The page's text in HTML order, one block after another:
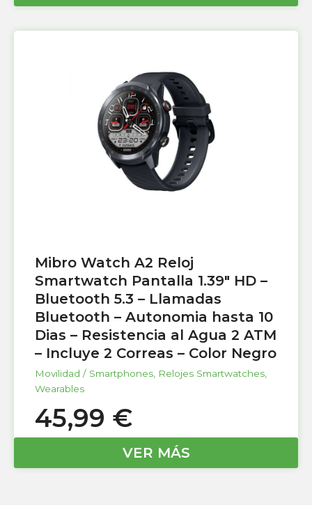
Mibro Watch A2 Reloj
Smartwatch Pantalla 1.39″ HD –
Bluetooth 5.3 – Llamadas
Bluetooth – Autonomia hasta 10
Dias – Resistencia al Agua 2 ATM
– Incluye 2 Correas – Color Negro
Movilidad / Smartphones Relojes Smartwatches
Wearables
45,99 €
VER MÁS